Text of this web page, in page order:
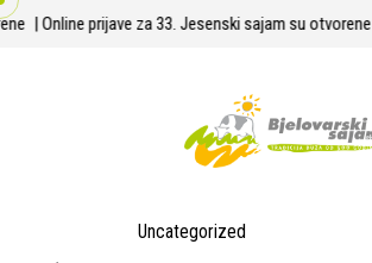
Skip
| Online prijave za 33. Jesenski sajam su otvorene
Uncategorized